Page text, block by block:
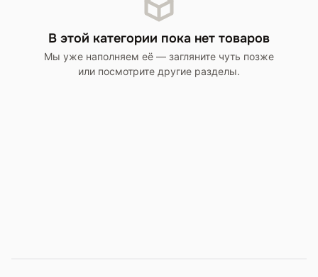
В этой категории пока нет товаров
Мы уже наполняем её — загляните чуть позже
или посмотрите другие разделы.